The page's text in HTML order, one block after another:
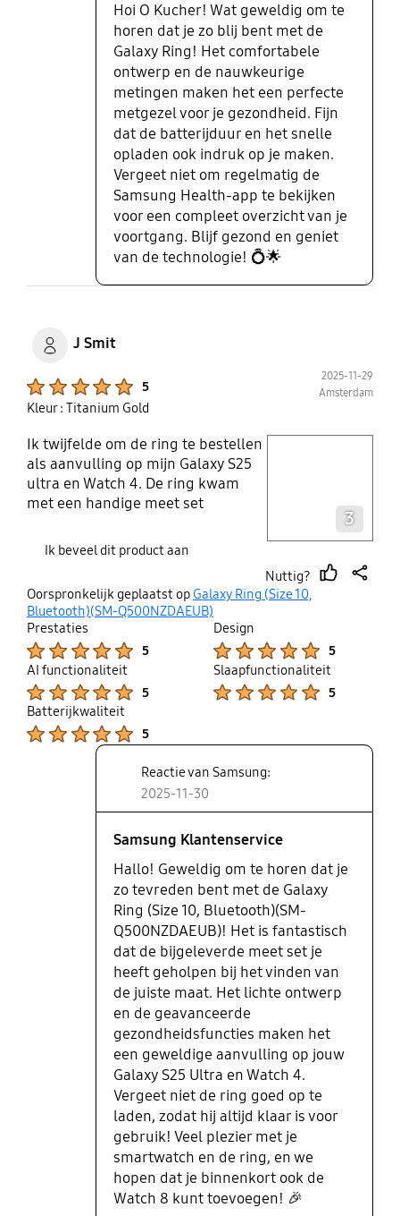
Hoi O Kucher! Wat geweldig om te
horen dat je zo blij bent met de
Galaxy Ring! Het comfortabele
ontwerp en de nauwkeurige
metingen maken het een perfecte
metgezel voor je gezondheid. Fijn
dat de batterijduur en het snelle
opladen ook indruk op je maken.
Vergeet niet om regelmatig de
Samsung Health-app te bekijken
voor een compleet overzicht van je
voortgang. Blijf gezond en geniet
van de technologie! 💍🌟
J Smit
5
2025-11-29
Amsterdam
Kleur : Titanium Gold
Ik twijfelde om de ring te bestellen
als aanvulling op mijn Galaxy S25
ultra en Watch 4. De ring kwam
met een handige meet set
nodig had. Het ziet er mooi uit en ik
voel hem niet eens zitten (droeg
ring). Aanrader, nu nog een Watch
8 en dan is alles compleet!
3
Ik beveel dit product aan
Nuttig?
Oorspronkelijk geplaatst op Galaxy Ring (Size 10,
Bluetooth)(SM-Q500NZDAEUB)
Prestaties
5
Design
5
AI functionaliteit
5
Slaapfunctionaliteit
5
Batterijkwaliteit
5
Reactie van Samsung:
2025-11-30
Samsung Klantenservice
Hallo! Geweldig om te horen dat je
zo tevreden bent met de Galaxy
Ring (Size 10, Bluetooth)(SM-
Q500NZDAEUB)! Het is fantastisch
dat de bijgeleverde meet set je
heeft geholpen bij het vinden van
de juiste maat. Het lichte ontwerp
en de geavanceerde
gezondheidsfuncties maken het
een geweldige aanvulling op jouw
Galaxy S25 Ultra en Watch 4.
Vergeet niet de ring goed op te
laden, zodat hij altijd klaar is voor
gebruik! Veel plezier met je
smartwatch en de ring, en we
hopen dat je binnenkort ook de
Watch 8 kunt toevoegen! 🎉